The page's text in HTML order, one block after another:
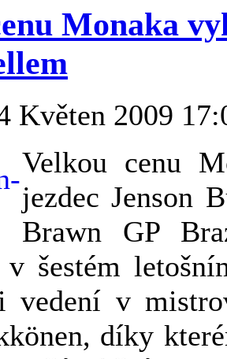
Monaka
Květen 2009
Velkou cenu
jezdec Jenson
Brawn GP
šestém
vedení v
díky